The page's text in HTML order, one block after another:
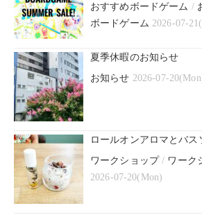
おすすめボードゲーム /
ボードゲーム 2026-07-
夏季休暇のお知らせ
お知らせ 2026-07-
ロールオンアロマとバス
ワークショップ/ ワーク
2026-07-20(Mon)